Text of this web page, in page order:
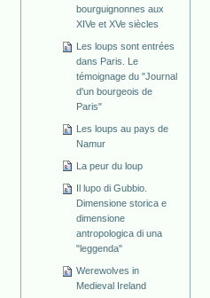
bourguignonnes aux
XIVe et XVe siècles
Les loups sont entrées
dans Paris. Le
témoignage du "Journal
d'un bourgeois de
Paris"
Les loups au pays de
Namur
La peur du loup
Il lupo di Gubbio.
Dimensione storica e
dimensione
antropologica di una
"leggenda"
Werewolves in
Medieval Ireland